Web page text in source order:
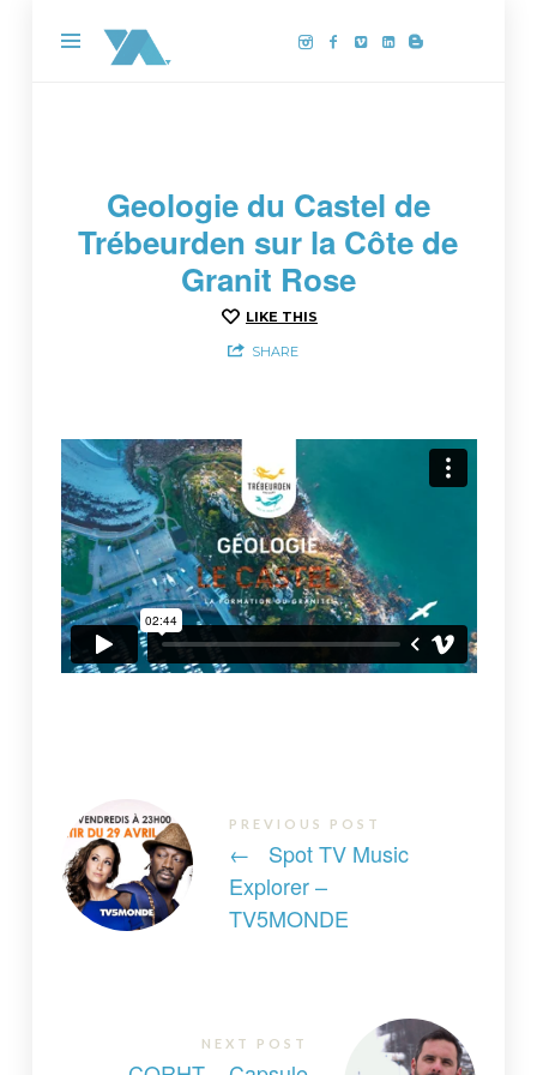
Yannick
Aussedat,
la
Côte
de
Granit
Geologie du Castel de
Trébeurden sur la Côte de
Granit Rose
LIKE THIS
SHARE
PREVIOUS POST
←
Spot TV Music
Explorer –
TV5MONDE
NEXT POST